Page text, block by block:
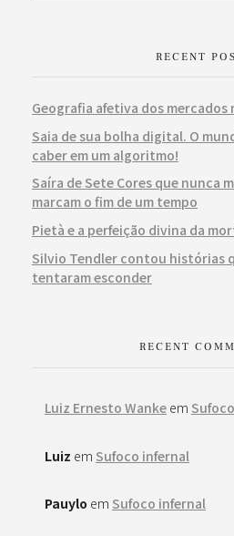
RECENT
Geografia afetiva dos mercados
Saia de sua bolha digital. O
caber em um algoritmo!
Saíra de Sete Cores que nunca
marcam o fim de um tempo
Pietà e a perfeição divina da
Silvio Tendler contou histórias
tentaram esconder
RECENT
Luiz Ernesto Wanke em
Luiz em Sufoco infernal
Pauylo em Sufoco infernal